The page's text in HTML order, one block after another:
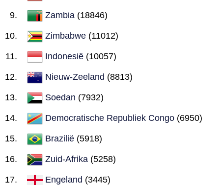
Zambia (18846)
Zimbabwe (11012)
Indonesië (10057)
Nieuw-Zeeland (8813)
Soedan (7932)
Democratische Republiek Congo (6950)
Brazilië (5918)
Zuid-Afrika (5258)
Engeland (3445)